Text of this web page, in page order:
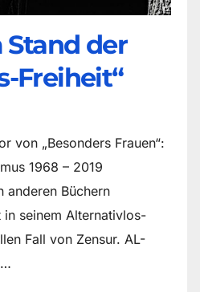
Stand der
Freiheit“
von „Besonders Frauen“:
1968 – 2019
anderen Büchern
seinem Alternativlos-
Fall von Zensur. AL-